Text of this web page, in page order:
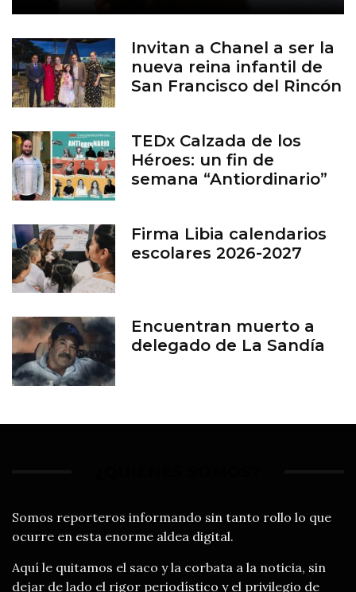
Invitan a Chanel a ser la
nueva reina infantil de
San Francisco del Rincón
TEDx Calzada de los
Héroes: un fin de
semana “Antiordinario”
Firma Libia calendarios
escolares 2026-2027
Encuentran muerto a
delegado de La Sandía
Somos reporteros informando sin tanto rollo lo que
ocurre en esta enorme aldea digital.
Aquí le quitamos el saco y la corbata a la noticia, sin
dejar de lado el rigor periodístico y el privilegio de